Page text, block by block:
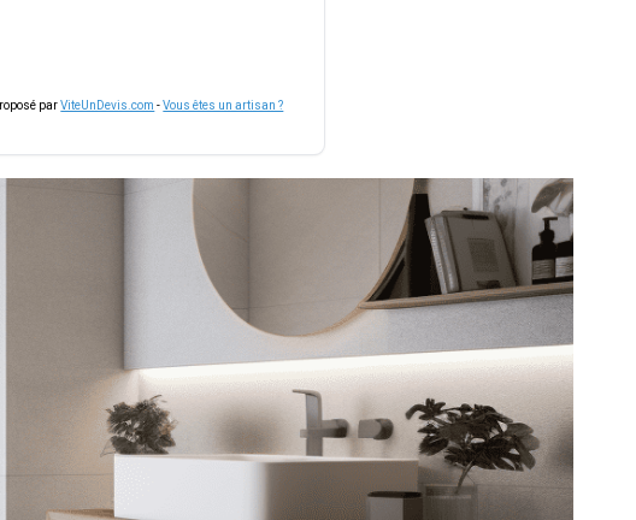
parViteUnDevis.com -Vous êtes un artisan ?